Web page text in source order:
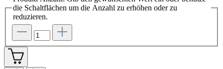
die Schaltflächen um die Anzahl zu erhöhen oder zu
reduzieren.